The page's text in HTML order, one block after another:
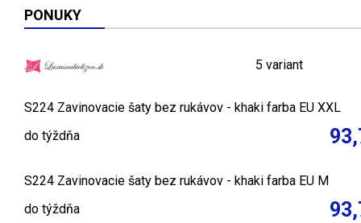
PONUKY
5 variant
S224 Zavinovacie šaty bez rukávov - khaki farba EU XXL
do týždňa
S224 Zavinovacie šaty bez rukávov - khaki farba EU M
do týždňa